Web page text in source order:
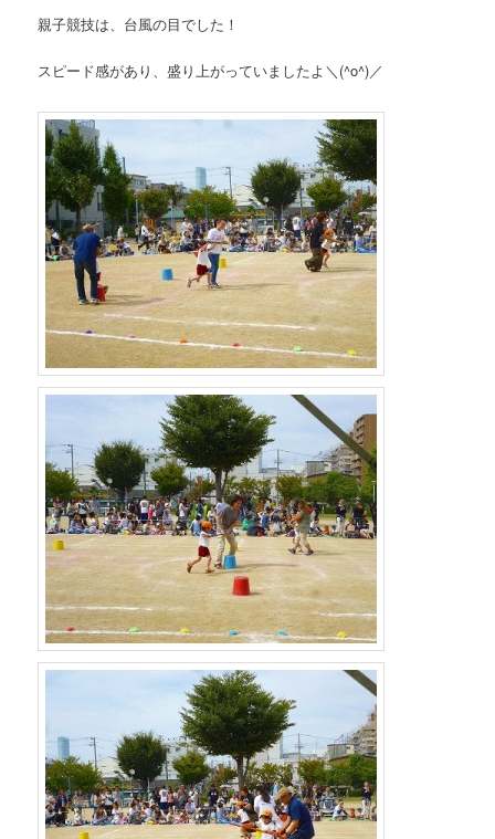
親子競技は、台風の目でした！
スピード感があり、盛り上がっていましたよ＼(^o^)／